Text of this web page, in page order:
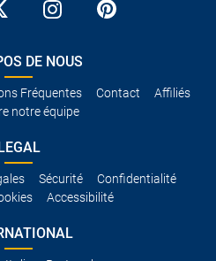
DE NOUS
Fréquentes Contact
Affiliés
notre équipe
Sécurité
Confidentialité
Accessibilité